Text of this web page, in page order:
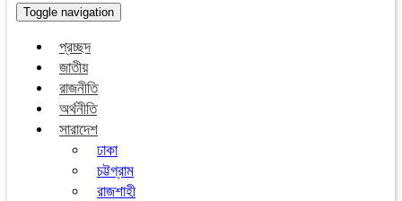
Toggle navigation
প্রচ্ছদ
জাতীয়
রাজনীতি
অর্থনীতি
সারাদেশ
ঢাকা
চট্টগ্রাম
রাজশাহী